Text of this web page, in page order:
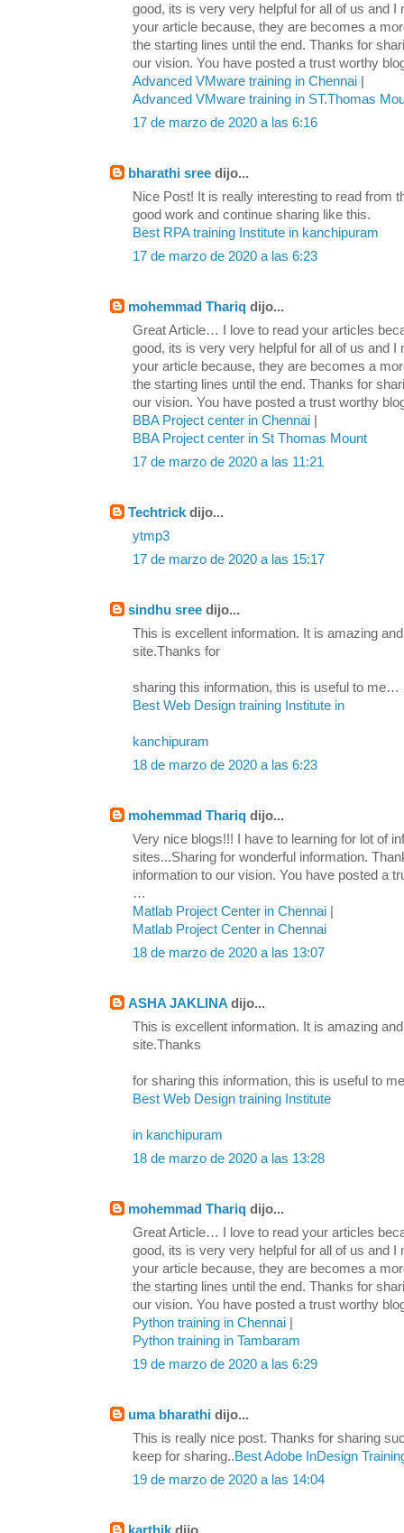
good, its is very very helpful for all of us and I
your article because, they are becomes a
the starting lines until the end. Thanks for
our vision. You have posted a trust worthy
Advanced VMware training in Chennai
Advanced VMware training in ST.Thomas
17 de marzo de 2020 a las 6:16
bharathi sree dijo...
Nice Post! It is really interesting to read from
good work and continue sharing like this.
Best RPA training Institute in kanchipuram
17 de marzo de 2020 a las 6:23
mohemmad Thariq dijo...
Great Article… I love to read your articles
good, its is very very helpful for all of us and I
your article because, they are becomes a
the starting lines until the end. Thanks for
our vision. You have posted a trust worthy
BBA Project center in Chennai
BBA Project center in St Thomas Mount
17 de marzo de 2020 a las 11:21
Techtrick dijo...
ytmp3
17 de marzo de 2020 a las 15:17
sindhu sree dijo...
This is excellent information. It is amazing
site.Thanks for
sharing this information, this is useful to me…
Best Web Design training Institute in
kanchipuram
18 de marzo de 2020 a las 6:23
mohemmad Thariq dijo...
Very nice blogs!!! I have to learning for lot of
sites...Sharing for wonderful information.
information to our vision. You have posted a
…
Matlab Project Center in Chennai
Matlab Project Center in Chennai
18 de marzo de 2020 a las 13:07
ASHA JAKLINA dijo...
This is excellent information. It is amazing
site.Thanks
for sharing this information, this is useful to
Best Web Design training Institute
in kanchipuram
18 de marzo de 2020 a las 13:28
mohemmad Thariq dijo...
Great Article… I love to read your articles
good, its is very very helpful for all of us and I
your article because, they are becomes a
the starting lines until the end. Thanks for
our vision. You have posted a trust worthy
Python training in Chennai
Python training in Tambaram
19 de marzo de 2020 a las 6:29
uma bharathi dijo...
This is really nice post. Thanks for sharing
keep for sharing..Best Adobe InDesign
19 de marzo de 2020 a las 14:04